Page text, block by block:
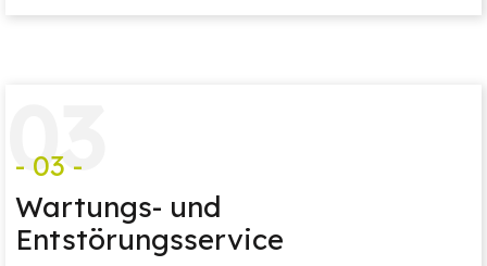
03
- 03 -
Wartungs- und
Entstörungsservice